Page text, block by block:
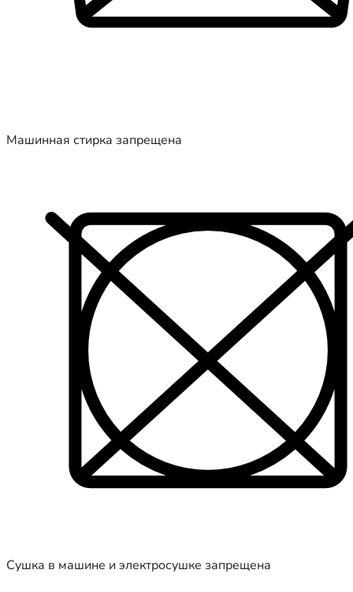
Машинная стирка запрещена
Сушка в машине и электросушке запрещена